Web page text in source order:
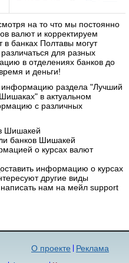
на то что мы постоянно
валют и корректируем
банках Полтавы могут
для разных
в отделениях банков до
и деньги!
информацию раздела "Лучший
в актуальном
с различных
Шишакей
банков Шишакей
о курсах валют
информацию о курсах
другие виды
нам на мейл support
Реклама
О проекте